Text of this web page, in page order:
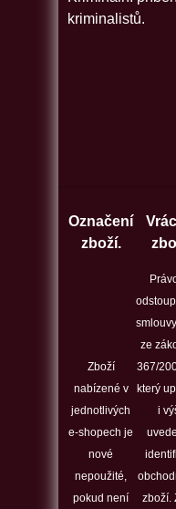
kriminalistů.
Označení
zboží.
Zboží
nabízené v
jednotlivých
e-shopech je
nové
nepoužité,
pokud není
ze
367/
který
i
zboží.